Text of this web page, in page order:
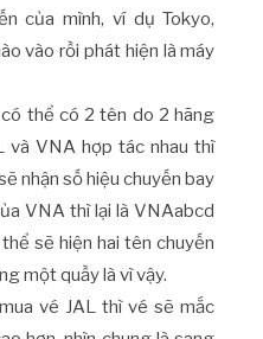
của mình, ví dụ Tokyo,
vào rồi phát hiện là máy
thể có 2 tên do 2 hãng
và VNA hợp tác nhau thì
nhận số hiệu chuyến bay
VNA thì lại là VNAabcd
sẽ hiện hai tên chuyến
một quầy là vì vậy.
vé JAL thì vé sẽ mắc